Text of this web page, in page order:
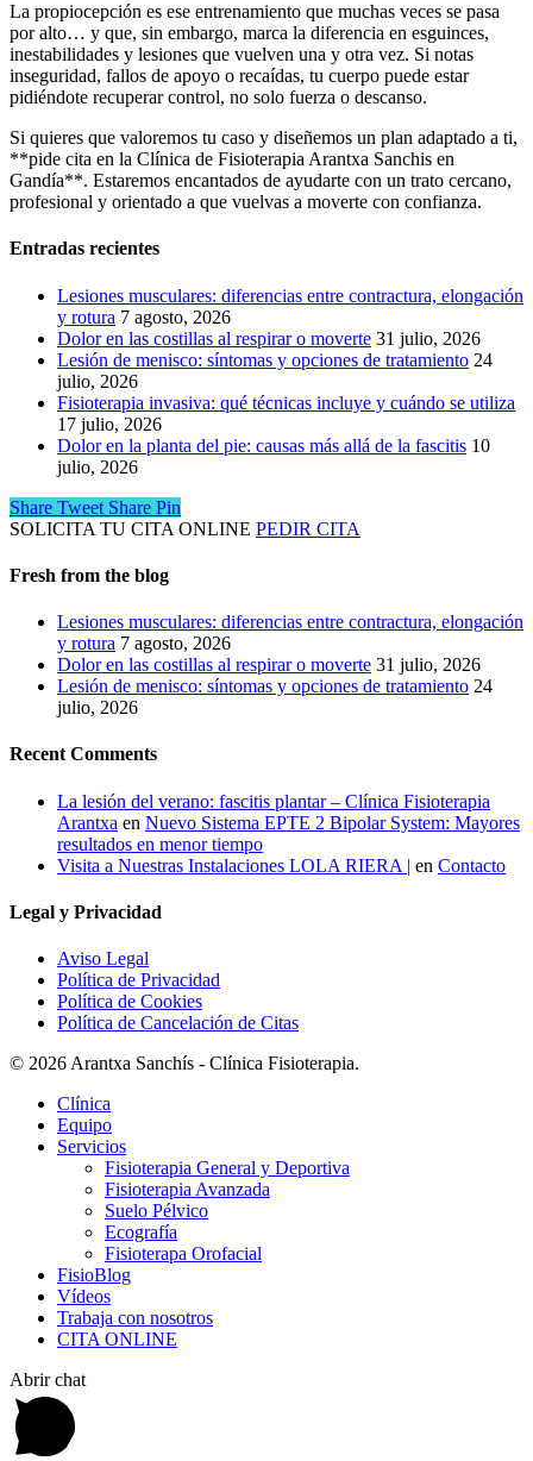
La propiocepción es ese entrenamiento que muchas veces se pasa
por alto… y que, sin embargo, marca la diferencia en esguinces,
inestabilidades y lesiones que vuelven una y otra vez. Si notas
inseguridad, fallos de apoyo o recaídas, tu cuerpo puede estar
pidiéndote recuperar control, no solo fuerza o descanso.
Si quieres que valoremos tu caso y diseñemos un plan adaptado a ti,
**pide cita en la Clínica de Fisioterapia Arantxa Sanchis en
Gandía**. Estaremos encantados de ayudarte con un trato cercano,
profesional y orientado a que vuelvas a moverte con confianza.
Entradas recientes
Lesiones musculares: diferencias entre contractura, elongación
y rotura 7 agosto, 2026
Dolor en las costillas al respirar o moverte 31 julio, 2026
Lesión de menisco: síntomas y opciones de tratamiento 24
julio, 2026
Fisioterapia invasiva: qué técnicas incluye y cuándo se utiliza
17 julio, 2026
Dolor en la planta del pie: causas más allá de la fascitis 10
julio, 2026
Share Tweet Share Pin
SOLICITA TU CITA ONLINE PEDIR CITA
Fresh from the blog
Lesiones musculares: diferencias entre contractura, elongación
y rotura 7 agosto, 2026
Dolor en las costillas al respirar o moverte 31 julio, 2026
Lesión de menisco: síntomas y opciones de tratamiento 24
julio, 2026
Recent Comments
La lesión del verano: fascitis plantar – Clínica Fisioterapia
Arantxa en Nuevo Sistema EPTE 2 Bipolar System: Mayores
resultados en menor tiempo
Visita a Nuestras Instalaciones LOLA RIERA | en Contacto
Legal y Privacidad
Aviso Legal
Política de Privacidad
Política de Cookies
Política de Cancelación de Citas
© 2026 Arantxa Sanchís - Clínica Fisioterapia.
Clínica
Equipo
Servicios
Fisioterapia General y Deportiva
Fisioterapia Avanzada
Suelo Pélvico
Ecografía
Fisioterapa Orofacial
FisioBlog
Vídeos
Trabaja con nosotros
CITA ONLINE
Abrir chat